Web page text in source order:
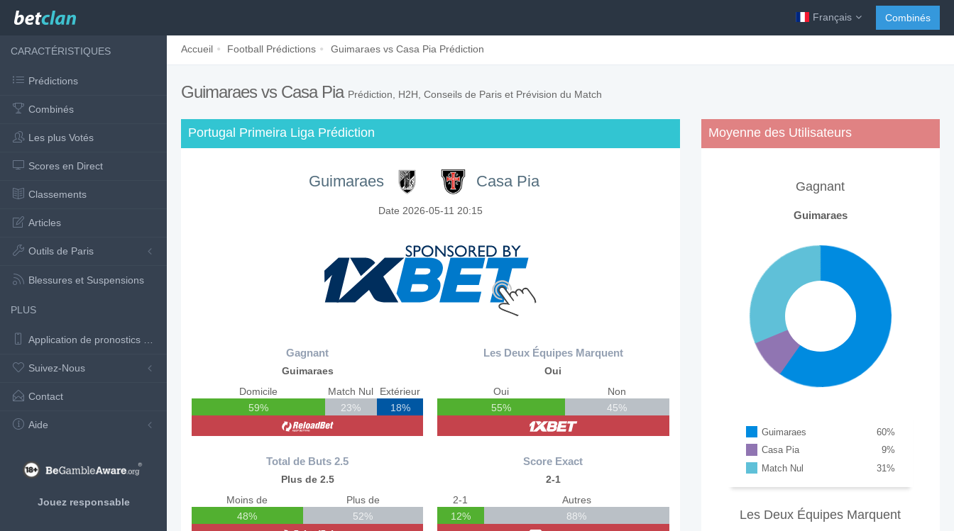
Français Combinés
CARACTÉRISTIQUES
Prédictions
Combinés
Les plus Votés
Scores en Direct
Classements
Articles
Outils de Paris
Blessures et Suspensions
PLUS
Application de pronostics de football
Suivez-Nous
Contact
Aide
Jouez responsable
Accueil Football Prédictions Guimaraes vs Casa Pia Prédiction
Guimaraes vs Casa Pia Prédiction, H2H, Conseils de Paris et Prévision du Match
Portugal Primeira Liga Prédiction
Guimaraes Casa Pia
Date 2026-05-11 20:15
Gagnant
Guimaraes
Domicile
59%
Match Nul
23%
Extérieur
18%
Total de Buts 2.5
Plus de 2.5
Moins de
48%
Plus de
52%
Les Deux Équipes Marquent
Oui
Oui
55%
Non
45%
Score Exact
2-1
2-1
12%
Autres
88%
Moyenne des Utilisateurs
Gagnant
Guimaraes
Guimaraes %
60
Casa Pia
%
9
Match Nul
%
31
Les Deux Équipes Marquent